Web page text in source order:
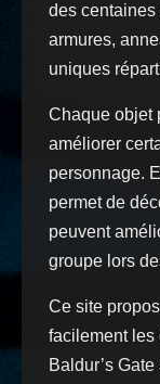
des centaines
armures,
uniques
Chaque objet
améliorer
personnage.
permet de
peuvent
groupe lors
Ce site
facilement
Baldur’s